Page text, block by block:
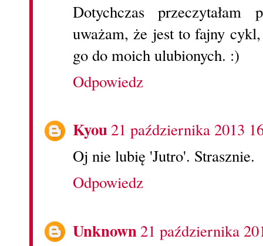
Dotychczas
uważam, że jest to fajny
go do moich ulubionych. :)
Odpowiedz
Kyou21 października 2013
Oj nie lubię 'Jutro'. Strasznie.
Odpowiedz
Unknown21 października